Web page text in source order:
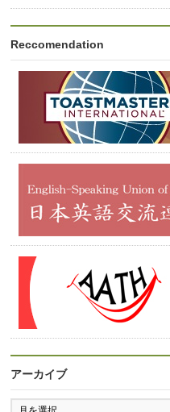
Reccomendation
アーカイブ
ア